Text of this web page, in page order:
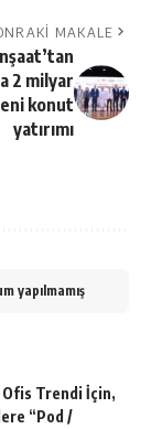
MAKALE
2 milyar
konut
yatırımı
yapılmamış
Trendi İçin,
“Pod /